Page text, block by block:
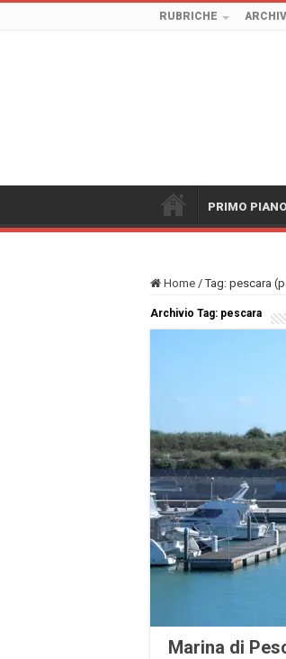
RUBRICHE
PRIMO PIANO
Home / Tag: pescara
Archivio Tag: pescara
Marina di